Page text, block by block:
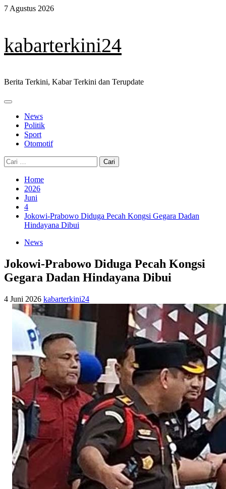
Skip
7 Agustus 2026
kabarterkini24
Berita Terkini, Kabar Terkini dan Terupdate
Primary
News
Politik
Sport
Otomotif
Cari
untuk:
Home
2026
Juni
4
Jokowi-Prabowo Diduga Pecah Kongsi Gegara Dadan
Hindayana Dibui
News
Jokowi-Prabowo Diduga Pecah Kongsi
Gegara Dadan Hindayana Dibui
4 Juni 2026 kabarterkini24